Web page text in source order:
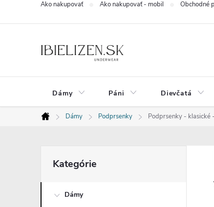
Ako nakupovať Ako nakupovať - mobil Obchodné
Dámy Páni Dievčatá
Domov
Dámy Podprsenky Podprsenky - klasické
o
kategórie
Kategórie
Dámy